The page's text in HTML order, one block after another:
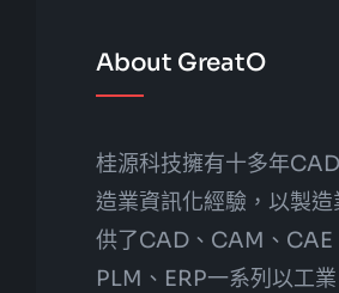
About GreatO
桂源科技擁有十多年
造業資訊化經驗，以製造
供了CAD、CAM、CAE
PLM、ERP一系列以工